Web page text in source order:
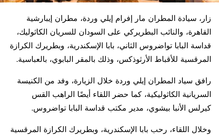
زار، سيادة المطران مار إفرام إيلي وردة، مطران إيبارشية
القاهرة، والنائب البطريركي على السودان للسريان الكاثوليك،
قداسة البابا تواضروس الثاني، بابا الإسكندرية، وبطريرك الكرازة
المرقسية للأقباط الأرثوذكس، وذلك بالمقر البابوي، بالعباسية.
رافق سياد المطران إيلي وردة خلال الزيارة، وفد من الكنيسة
السريانية الكاثوليكية، كما حضر اللقاء أيضًا الراهب القس
كيرلس الأنبا بيشوي، مدير مكتب قداسة البابا تواضروس.
وخلال اللقاء، رحب بابا الإسكندرية، وبطريرك الكرازة المرقسية